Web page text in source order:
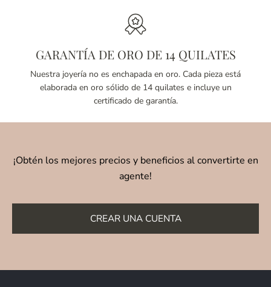
GARANTÍA DE ORO DE 14 QUILATES
Nuestra joyería no es enchapada en oro. Cada pieza está
elaborada en oro sólido de 14 quilates e incluye un
certificado de garantía.
¡Obtén los mejores precios y beneficios al convertirte en
agente!
CREAR UNA CUENTA